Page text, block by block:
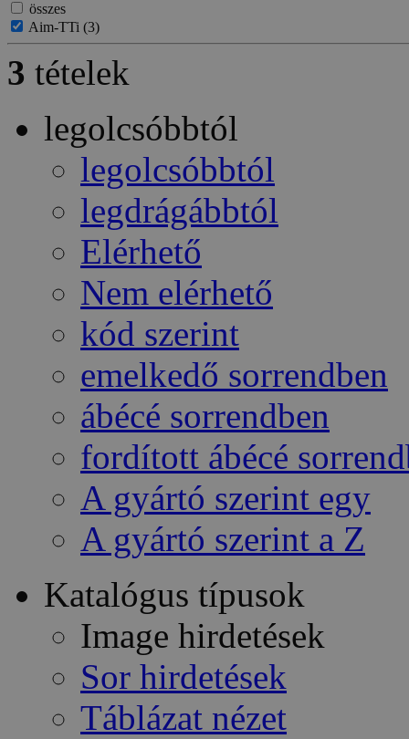
összes
Aim-TTi (3)
3 tételek
legolcsóbbtól
legolcsóbbtól
legdrágábbtól
Elérhető
Nem elérhető
kód szerint
emelkedő sorrendben
ábécé sorrendben
fordított ábécé
A gyártó szerint egy
A gyártó szerint a Z
Katalógus típusok
Image hirdetések
Sor hirdetések
Táblázat nézet